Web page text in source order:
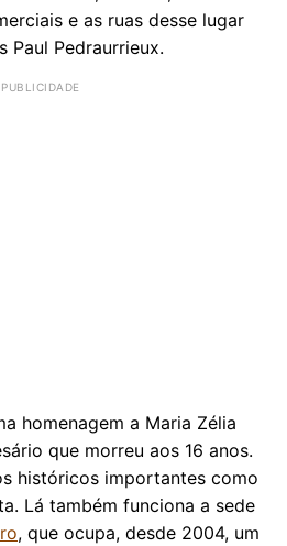
e as ruas desse lugar
Pedraurrieux.
homenagem a Maria Zélia
que morreu aos 16 anos.
históricos importantes como
Lá também funciona a sede
, que ocupa, desde 2004, um